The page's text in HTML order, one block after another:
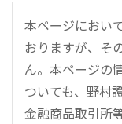
本ページにおい
おりますが、そ
ん。本ページの
ついても、野村
金融商品取引所